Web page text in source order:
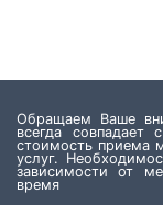
Обращаем Ваше
всегда совпадает
стоимость приема
услуг.
зависимости от